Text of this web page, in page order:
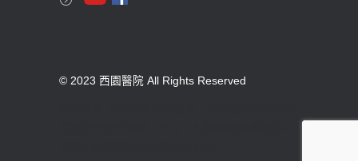
© 2023 西園醫院 All Rights Reserved